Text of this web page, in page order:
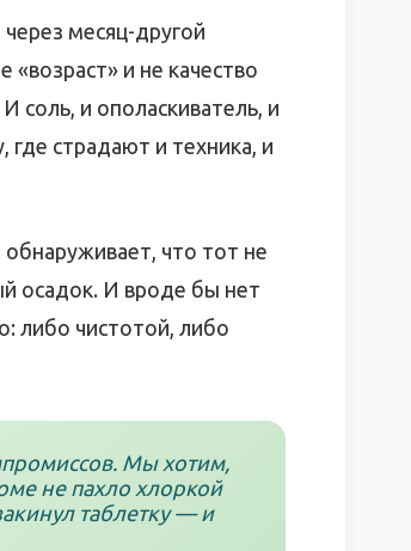
месяц-другой
и не качество
соль, и ополаскиватель, и
страдают и техника, и
что тот не
осадок. И вроде бы нет
либо чистотой, либо
Мы хотим,
не пахло хлоркой
таблетку — и